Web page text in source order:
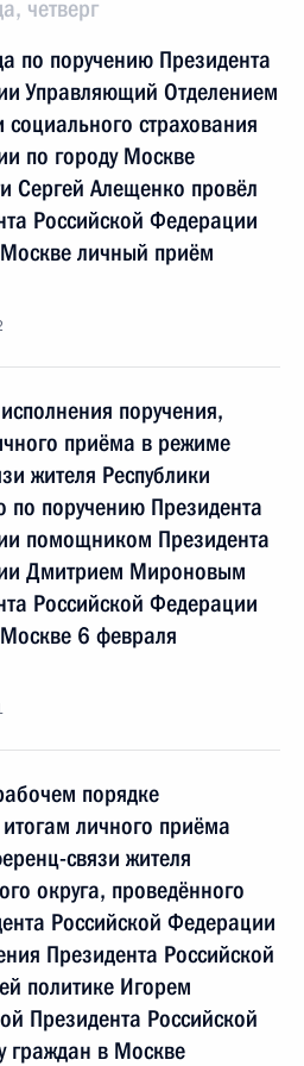
четверг
по поручению Президента
Управляющий Отделением
страхования
по городу Москве
Сергей Алещенко провёл
Российской Федерации
личный приём
поручения,
приёма в режиме
жителя Республики
по поручению Президента
помощником Президента
Дмитрием Мироновым
Российской Федерации
6 февраля
порядке
личного приёма
связи жителя
округа, проведённого
Российской Федерации
Президента Российской
политике Игорем
Президента Российской
граждан в Москве